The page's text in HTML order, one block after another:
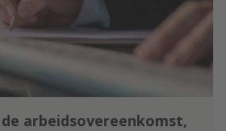
arbeidsovereenkomst,